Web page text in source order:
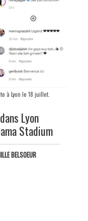
à Lyon le 18 juillet.
Lyon
Stadium
BELSOEUR